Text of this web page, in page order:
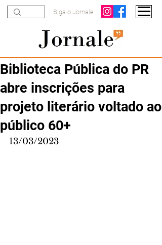
Siga o Jornale
Biblioteca Pública do PR
abre inscrições para
projeto literário voltado ao
público 60+
13/03/2023